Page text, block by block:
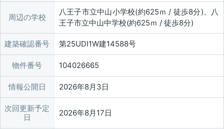
周辺の学校
八王子市立中山小学校(約625ｍ / 徒歩8分)、八
王子市立中山中学校(約625ｍ / 徒歩8分)
建築確認番号 第25UDI1W建14588号
物件番号 104026665
情報公開日 2026年8月3日
次回更新予定
日
2026年8月17日